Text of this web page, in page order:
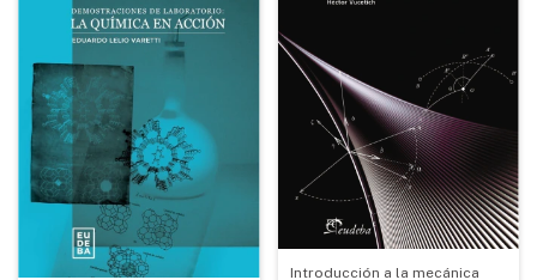
Introducción a la mecánica